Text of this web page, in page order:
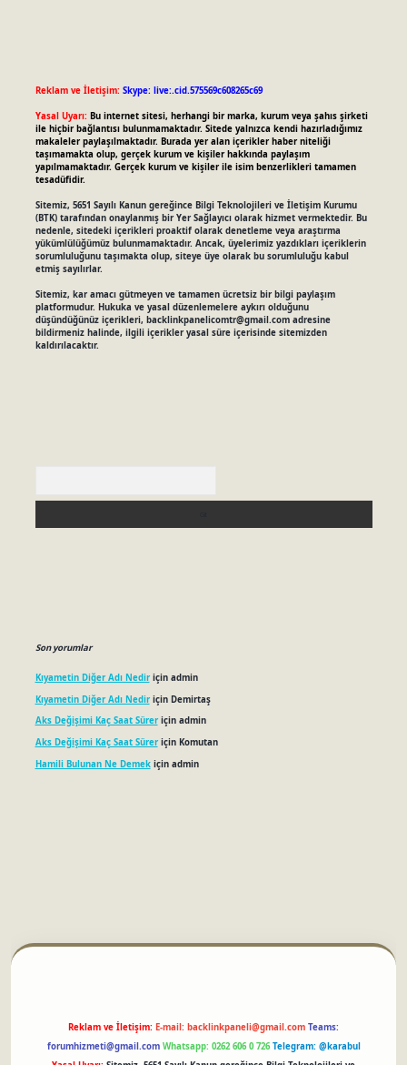
Reklam ve İletişim: Skype: live:.cid.575569c608265c69
Yasal Uyarı: Bu internet sitesi, herhangi bir marka, kurum veya şahıs şirketi
ile hiçbir bağlantısı bulunmamaktadır. Sitede yalnızca kendi hazırladığımız
makaleler paylaşılmaktadır. Burada yer alan içerikler haber niteliği
taşımamakta olup, gerçek kurum ve kişiler hakkında paylaşım
yapılmamaktadır. Gerçek kurum ve kişiler ile isim benzerlikleri tamamen
tesadüfidir.
Sitemiz, 5651 Sayılı Kanun gereğince Bilgi Teknolojileri ve İletişim Kurumu
(BTK) tarafından onaylanmış bir Yer Sağlayıcı olarak hizmet vermektedir. Bu
nedenle, sitedeki içerikleri proaktif olarak denetleme veya araştırma
yükümlülüğümüz bulunmamaktadır. Ancak, üyelerimiz yazdıkları içeriklerin
sorumluluğunu taşımakta olup, siteye üye olarak bu sorumluluğu kabul
etmiş sayılırlar.
Sitemiz, kar amacı gütmeyen ve tamamen ücretsiz bir bilgi paylaşım
platformudur. Hukuka ve yasal düzenlemelere aykırı olduğunu
düşündüğünüz içerikleri, backlinkpanelicomtr@gmail.comadresine
bildirmeniz halinde, ilgili içerikler yasal süre içerisinde sitemizden
kaldırılacaktır.
Son yorumlar
Kıyametin Diğer Adı Nediriçin admin
Kıyametin Diğer Adı Nediriçin Demirtaş
Aks Değişimi Kaç Saat Süreriçin admin
Aks Değişimi Kaç Saat Süreriçin Komutan
Hamili Bulunan Ne Demekiçin admin
Reklam ve İletişim: E-mail: backlinkpaneli@gmail.com Teams:
forumhizmeti@gmail.com Whatsapp: 0262 606 0 726 Telegram: @karabul